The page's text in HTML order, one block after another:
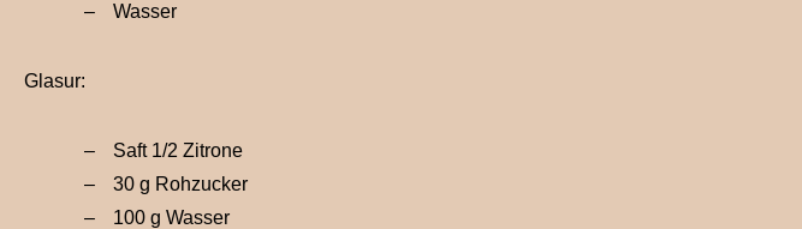
Wasser
Glasur:
Saft 1/2 Zitrone
30 g Rohzucker
100 g Wasser